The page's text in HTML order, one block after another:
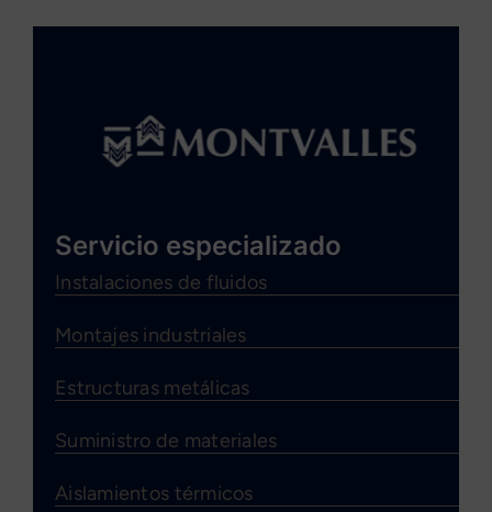
Servicio especializado
Instalaciones de fluidos
Montajes industriales
Estructuras metálicas
Suministro de materiales
Aislamientos térmicos